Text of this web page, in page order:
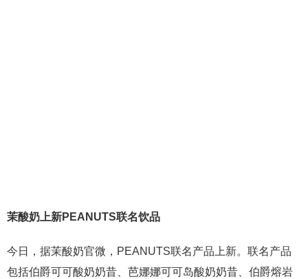
茉酸奶上新PEANUTS联名饮品
今日，据茉酸奶官微，PEANUTS联名产品上新。联名产品
包括伯爵可可酸奶奶昔、芭娜娜可可岛酸奶奶昔、伯爵熔岩